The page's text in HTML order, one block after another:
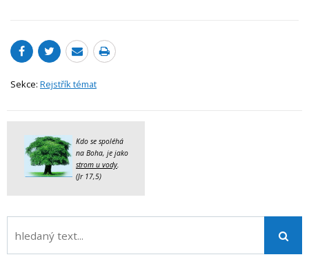
Sekce: Rejstřík témat
Kdo se spoléhá
na Boha, je jako
strom u vody.
(Jr 17,5)